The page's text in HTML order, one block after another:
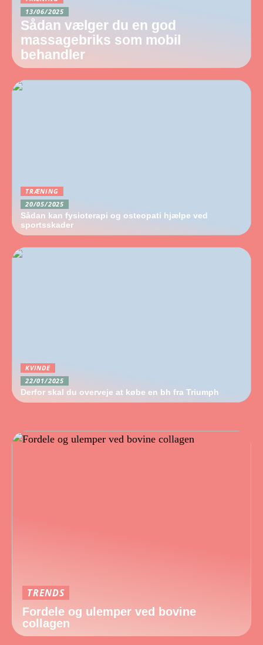
13/06/2025
Sådan vælger du en god
massagebriks som mobil
behandler
TRÆNING
20/05/2025
Sådan kan fysioterapi og osteopati hjælpe ved
sportsskader
KVINDE
22/01/2025
Derfor skal du overveje at købe en bh fra Triumph
TRENDS
Fordele og ulemper ved bovine
collagen